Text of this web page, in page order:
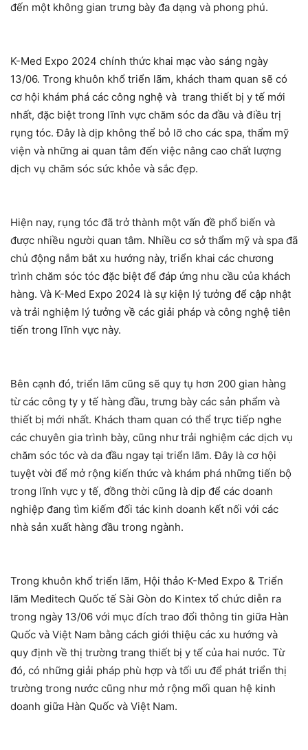
đến một không gian trưng bày đa dạng và phong phú.
K-Med Expo 2024 chính thức khai mạc vào sáng ngày
13/06. Trong khuôn khổ triển lãm, khách tham quan sẽ có
cơ hội khám phá các công nghệ và trang thiết bị y tế mới
nhất, đặc biệt trong lĩnh vực chăm sóc da đầu và điều trị
rụng tóc. Đây là dịp không thể bỏ lỡ cho các spa, thẩm mỹ
viện và những ai quan tâm đến việc nâng cao chất lượng
dịch vụ chăm sóc sức khỏe và sắc đẹp.
Hiện nay, rụng tóc đã trở thành một vấn đề phổ biến và
được nhiều người quan tâm. Nhiều cơ sở thẩm mỹ và spa đã
chủ động nắm bắt xu hướng này, triển khai các chương
trình chăm sóc tóc đặc biệt để đáp ứng nhu cầu của khách
hàng. Và K-Med Expo 2024 là sự kiện lý tưởng để cập nhật
và trải nghiệm lý tưởng về các giải pháp và công nghệ tiên
tiến trong lĩnh vực này.
Bên cạnh đó, triển lãm cũng sẽ quy tụ hơn 200 gian hàng
từ các công ty y tế hàng đầu, trưng bày các sản phẩm và
thiết bị mới nhất. Khách tham quan có thể trực tiếp nghe
các chuyên gia trình bày, cũng như trải nghiệm các dịch vụ
chăm sóc tóc và da đầu ngay tại triển lãm. Đây là cơ hội
tuyệt vời để mở rộng kiến thức và khám phá những tiến bộ
trong lĩnh vực y tế, đồng thời cũng là dịp để các doanh
nghiệp đang tìm kiếm đối tác kinh doanh kết nối với các
nhà sản xuất hàng đầu trong ngành.
Trong khuôn khổ triển lãm, Hội thảo K-Med Expo & Triển
lãm Meditech Quốc tế Sài Gòn do Kintex tổ chức diễn ra
trong ngày 13/06 với mục đích trao đổi thông tin giữa Hàn
Quốc và Việt Nam bằng cách giới thiệu các xu hướng và
quy định về thị trường trang thiết bị y tế của hai nước. Từ
đó, có những giải pháp phù hợp và tối ưu để phát triển thị
trường trong nước cũng như mở rộng mối quan hệ kinh
doanh giữa Hàn Quốc và Việt Nam.